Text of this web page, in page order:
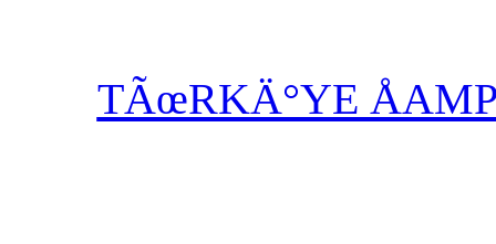
TÃœRKÄ°YE